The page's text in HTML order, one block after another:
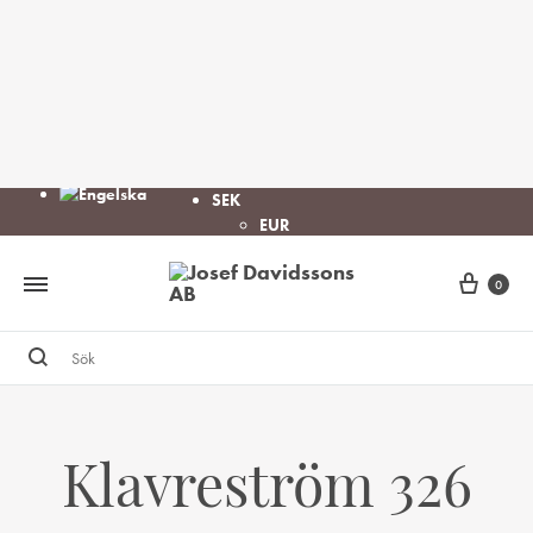
SEK
EUR
Cart
0
Sök
Klavreström 326